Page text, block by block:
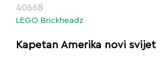
40668
LEGO Brickheadz
Kapetan Amerika novi svijet